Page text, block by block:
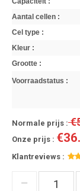
Aantal cellen :
Cel type :
Kleur :
Grootte :
Voorraadstatus :
Normale prijs :
Onze prijs :
Klantreviews :